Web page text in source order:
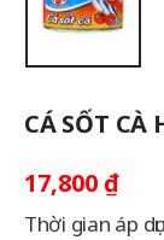
CÁ SỐT CÀ
17,800 ₫
Thời gian áp